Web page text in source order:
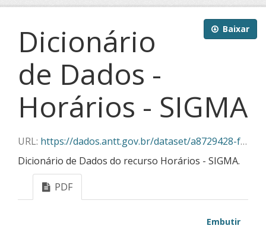
Baixar
Dicionário
de Dados -
Horários - SIGMA
URL: https://dados.antt.gov.br/dataset/a8729428-f382-430c-abe5-6e5f85aa9a03/resource/bb20070f-661e-4633-ac93-315635e94089/download/dicionario_dados-horarios_sigma.pdf
Dicionário de Dados do recurso Horários - SIGMA.
PDF
Embutir